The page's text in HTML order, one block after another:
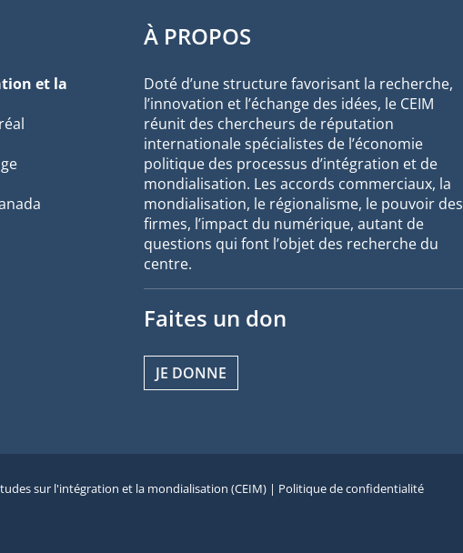
et la
À PROPOS
Doté d’une structure favorisant la recherche,
l’innovation et l’échange des idées, le CEIM
réunit des chercheurs de réputation
internationale spécialistes de l’économie
politique des processus d’intégration et de
mondialisation. Les accords commerciaux, la
mondialisation, le régionalisme, le pouvoir des
firmes, l’impact du numérique, autant de
questions qui font l’objet des recherche du
centre.
Faites un don
JE DONNE
sur l'intégration et la mondialisation (CEIM) | Politique de confidentialité